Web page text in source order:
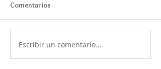
Comentarios
Escribir un comentario...